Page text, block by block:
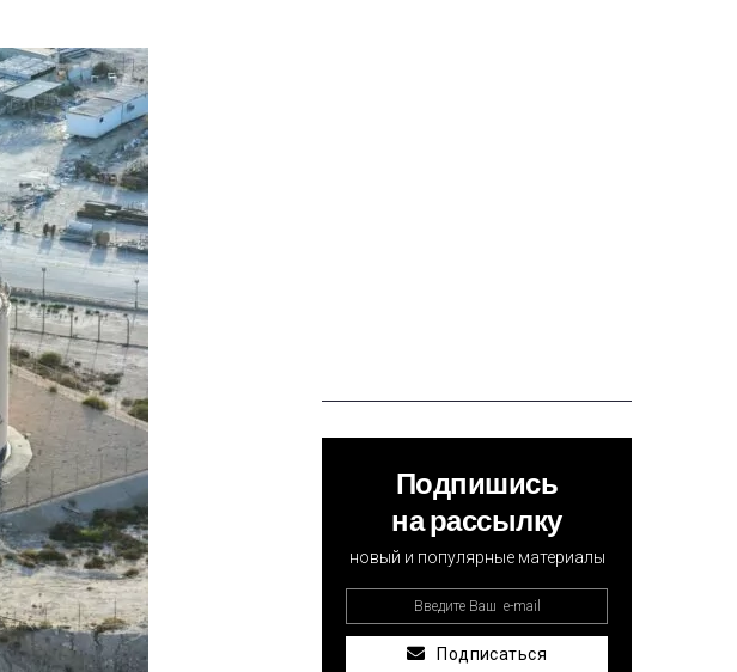
Подпишись
на рассылку
новый и популярные материалы
Подписаться